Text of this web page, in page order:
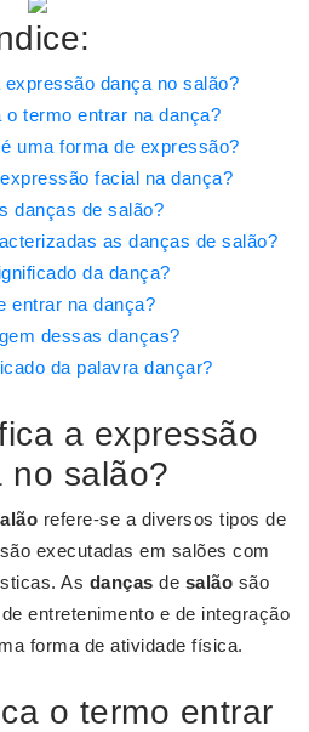
dança no salão?
o termo entrar na dança?
uma forma de expressão?
facial na dança?
danças de salão?
as danças de salão?
da dança?
entrar na dança?
dessas danças?
da palavra dançar?
a expressão
no salão?
refere-se a diversos tipos de
executadas em salões com
As danças de salão são
entretenimento e de integração
forma de atividade física.
o termo entrar